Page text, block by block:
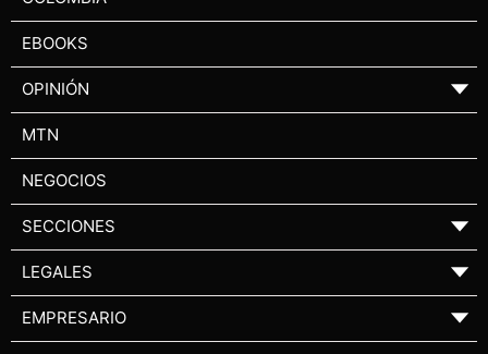
EBOOKS
OPINIÓN ▼
MTN
NEGOCIOS
SECCIONES ▼
LEGALES ▼
EMPRESARIO ▼